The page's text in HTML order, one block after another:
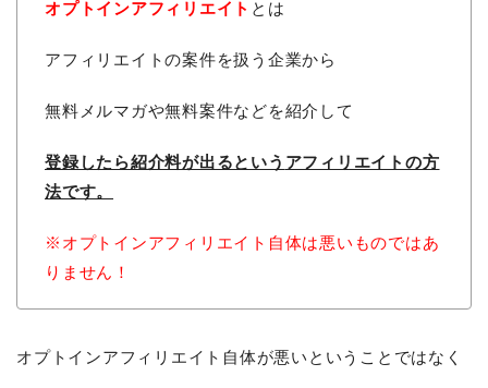
オプトインアフィリエイト とは
アフィリエイトの案件を扱う企業から
無料メルマガや無料案件などを紹介して
登録したら紹介料が出るという アフィリエイトの方
法です。
※オプトインアフィリエイト自体は悪いものではあ
りません！
オプトインアフィリエイト自体が悪いということではなく